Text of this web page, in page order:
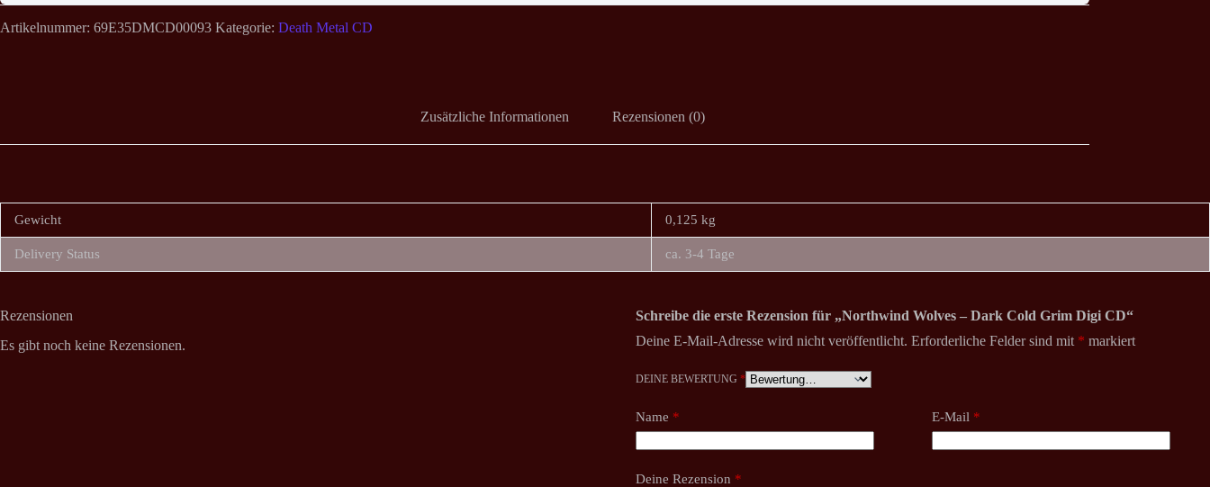
Artikelnummer: 69E35DMCD00093 Kategorie: Death Metal CD
Zusätzliche Informationen Rezensionen (0)
Gewicht 0,125 kg
Delivery Status ca. 3-4 Tage
Rezensionen
Es gibt noch keine Rezensionen.
Schreibe die erste Rezension für „Northwind Wolves – Dark Cold Grim Digi CD“
Deine E-Mail-Adresse wird nicht veröffentlicht. Erforderliche Felder sind mit * markiert
DEINE BEWERTUNG *
Name * E-Mail *
Deine Rezension *